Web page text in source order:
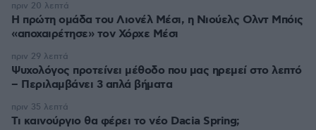
Η πρώτη ομάδα του Λιονέλ Μέσι, η Νιούελς Ολντ Μπόις
«αποχαιρέτησε» τον Χόρχε Μέσι
πριν 20 λεπτά
Ψυχολόγος προτείνει μέθοδο που μας ηρεμεί στο λεπτό
– Περιλαμβάνει 3 απλά βήματα
πριν 29 λεπτά
Τι καινούργιο θα φέρει το νέο Dacia Spring;
πριν 35 λεπτά